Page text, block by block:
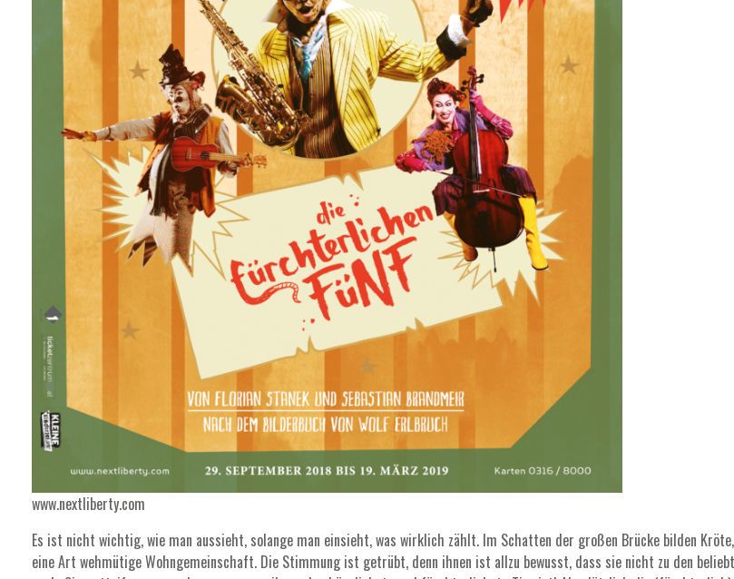
www.nextliberty.com
Es ist nicht wichtig, wie man aussieht, solange man einsieht, was wirklich zählt. Im Schatten der großen Brücke bilden
eine Art wehmütige Wohngemeinschaft. Die Stimmung ist getrübt, denn ihnen ist allzu bewusst, dass sie nicht zu den